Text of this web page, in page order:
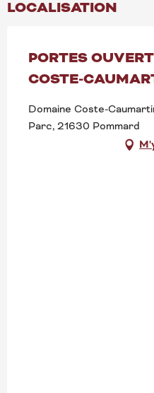
LOCALISATION
PORTES
COSTE-
Domaine Coste-
Parc, 21630 Pommard